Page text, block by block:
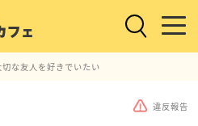
切な友人を好きでいたい
違反報告